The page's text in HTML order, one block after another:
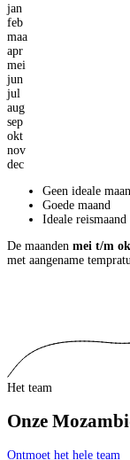
jan
feb
maa
apr
mei
jun
jul
aug
sep
okt
nov
dec
Geen ideale
Goede maand
Ideale reismaand
De maanden mei t/m
met aangename
Het team
Onze
Ontmoet het hele team